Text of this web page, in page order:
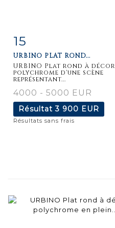
15
URBINO PLAT ROND...
URBINO Plat rond à décor
polychrome d'une scène
représentant...
4000 - 5000 EUR
Résultat3 900 EUR
Résultats sans frais